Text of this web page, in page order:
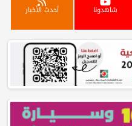
شاهدونا أحدث الأخبار